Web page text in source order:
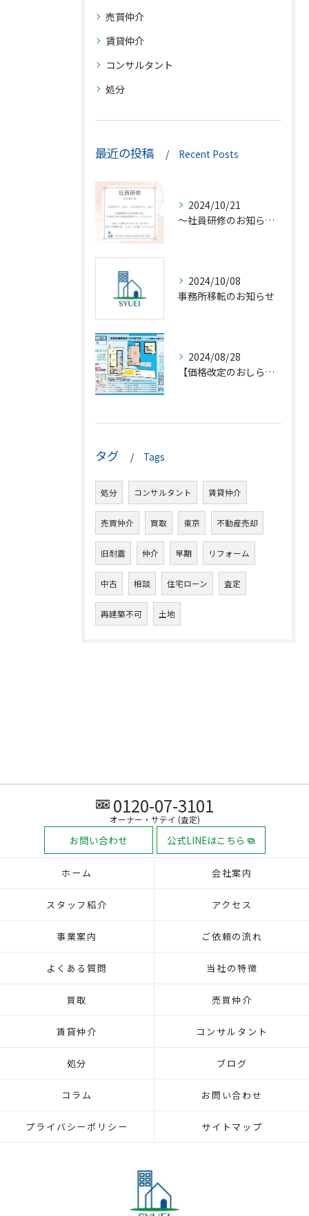
売買仲介
賃貸仲介
コンサルタント
処分
最近の投稿 Recent Posts
2024/10/21
〜社員研修のお知らせ〜
2024/10/08
事務所移転のお知らせ
2024/08/28
【価格改定のおしらせ】
タグ Tags
処分 コンサルタント 賃貸仲介
売買仲介 買取 東京 不動産売却
旧耐震 仲介 早期 リフォーム
中古 相談 住宅ローン 査定
再建築不可 土地
0120-07-3101
オーナー・サテイ (査定)
お問い合わせ 公式LINEはこちら
ホーム 会社案内
スタッフ紹介 アクセス
事業案内 ご依頼の流れ
よくある質問 当社の特徴
買取 売買仲介
賃貸仲介 コンサルタント
処分 ブログ
コラム お問い合わせ
プライバシーポリシー サイトマップ